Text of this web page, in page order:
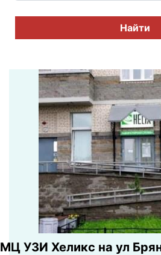
Найти
МЦ УЗИ Хеликс на ул